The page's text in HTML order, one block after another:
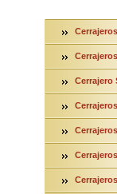
Cerrajero